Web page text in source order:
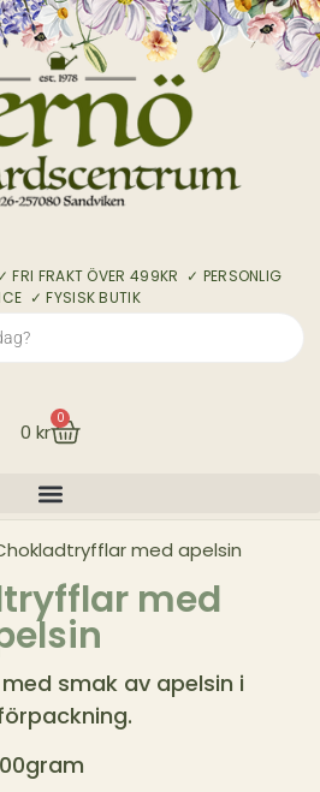
FRI FRAKT ÖVER 499KR ✓ PERSONLIG
✓ FYSISK BUTIK
0 kr
0
med apelsin
med
smak av apelsin i